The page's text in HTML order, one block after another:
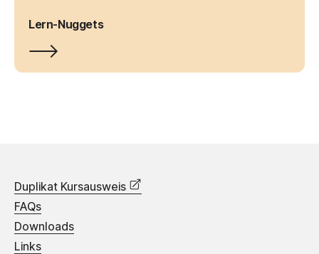
Lern-Nuggets
Duplikat Kursausweis
FAQs
Downloads
Links